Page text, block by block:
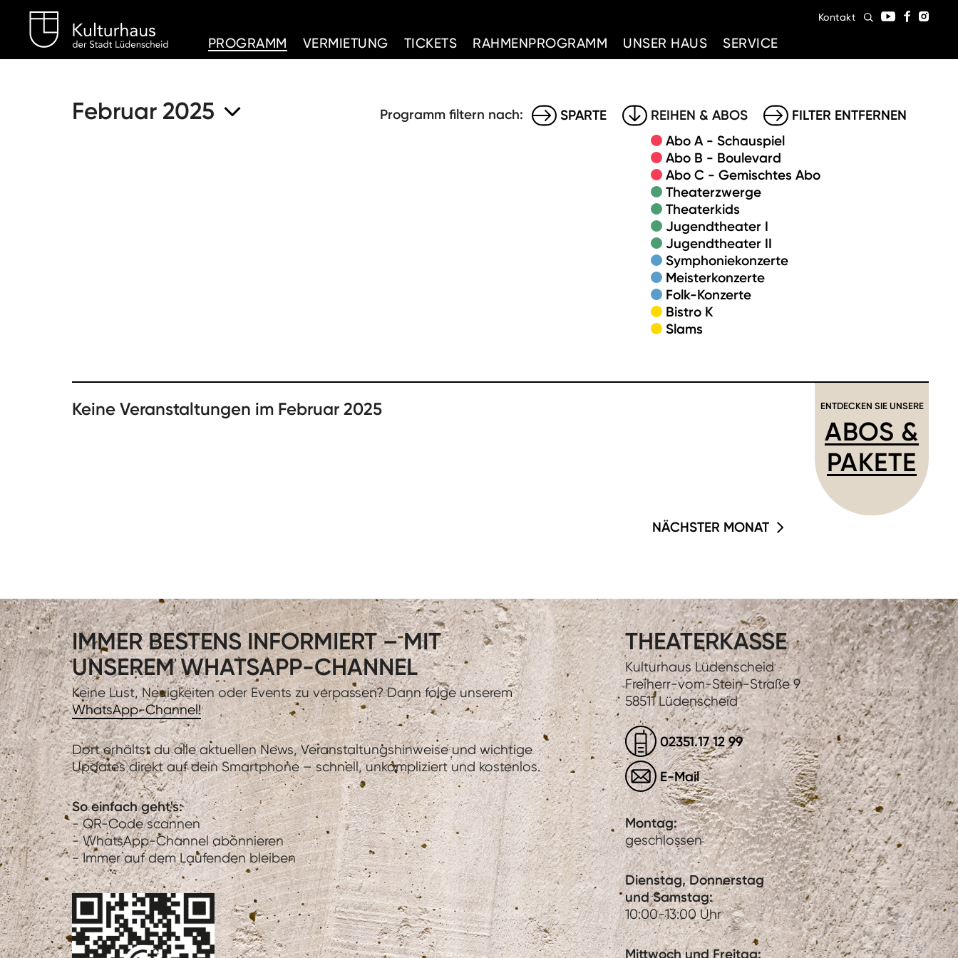
PROGRAMM
VERMIETUNG TICKETS RAHMENPROGRAMM UNSER HAUS SERVICE
Kontakt
Februar 2025 Programm filtern nach: SPARTE
REIHEN & ABOS
Abo A - Schauspiel
Abo B - Boulevard
Abo C - Gemischtes Abo
Theaterzwerge
Theaterkids
Jugendtheater I
Jugendtheater II
Symphoniekonzerte
Meisterkonzerte
Folk-Konzerte
Bistro K
Slams
FILTER ENTFERNEN
Keine Veranstaltungen im Februar 2025 ENTDECKEN SIE UNSERE
ABOS &
PAKETE
NÄCHSTER MONAT
IMMER BESTENS INFORMIERT – MIT
UNSEREM WHATSAPP-CHANNEL
Keine Lust, Neuigkeiten oder Events zu verpassen? Dann folge unserem
WhatsApp-Channel!
Dort erhältst du alle aktuellen News, Veranstaltungshinweise und wichtige
Updates direkt auf dein Smartphone – schnell, unkompliziert und kostenlos.
So einfach geht's:
- QR-Code scannen
- WhatsApp-Channel abonnieren
- Immer auf dem Laufenden bleiben
THEATERKASSE
Kulturhaus Lüdenscheid
Freiherr-vom-Stein-Straße 9
58511 Lüdenscheid
02351.17 12 99
E-Mail
Montag:
geschlossen
Dienstag, Donnerstag
und Samstag:
10:00-13:00 Uhr
Mittwoch und Freitag: